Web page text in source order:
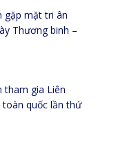
gặp mặt tri ân
Thương binh –
tham gia Liên
quốc lần thứ